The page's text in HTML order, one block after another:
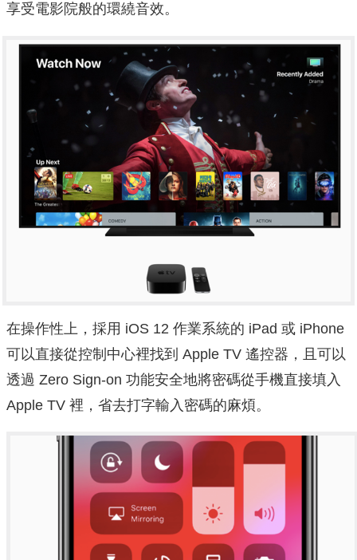
享受電影院般的環繞音效。
在操作性上，採用 iOS 12 作業系統的 iPad 或 iPhone
可以直接從控制中心裡找到 Apple TV 遙控器，且可以
透過 Zero Sign-on 功能安全地將密碼從手機直接填入
Apple TV 裡，省去打字輸入密碼的麻煩。